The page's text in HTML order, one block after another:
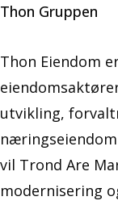
Thon Gruppen
Thon Eiendom
utvikling,
vil Trond Are
modernisering